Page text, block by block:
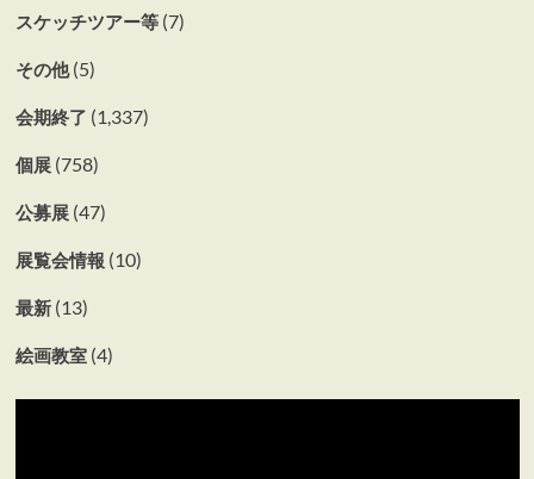
スケッチツアー等(7)
その他(5)
会期終了 (1,337)
個展(758)
公募展(47)
展覧会情報 (10)
最新(13)
絵画教室(4)